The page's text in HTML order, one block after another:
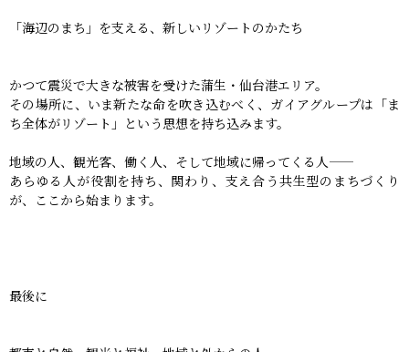
「海辺のまち」を支える、新しいリゾートのかたち
かつて震災で大きな被害を受けた蒲生・仙台港エリア。
その場所に、いま新たな命を吹き込むべく、ガイアグループは「ま
ち全体がリゾート」という思想を持ち込みます。
地域の人、観光客、働く人、そして地域に帰ってくる人——
あらゆる人が役割を持ち、関わり、支え合う共生型のまちづくり
が、ここから始まります。
最後に